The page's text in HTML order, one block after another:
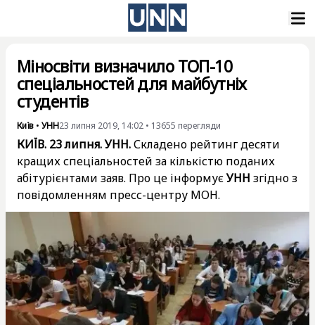
Міносвіти визначило ТОП-10
спеціальностей для майбутніх
студентів
Київ • УНН23 липня 2019, 14:02 • 13655 перегляди
КИЇВ. 23 липня. УНН.Складено рейтинг десяти
кращих спеціальностей за кількістю поданих
абітурієнтами заяв. Про це інформуєУНН згідно з
повідомленням пресс-центру МОН.